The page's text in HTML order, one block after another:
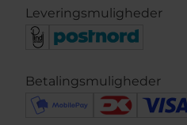
Leveringsmuligheder
Betalingsmuligheder